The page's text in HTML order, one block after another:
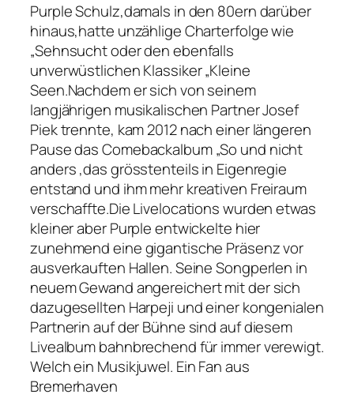
Purple Schulz,damals in den 80ern darüber
hinaus,hatte unzählige Charterfolge wie
„Sehnsucht oder den ebenfalls
unverwüstlichen Klassiker „Kleine
Seen.Nachdem er sich von seinem
langjährigen musikalischen Partner Josef
Piek trennte, kam 2012 nach einer längeren
Pause das Comebackalbum „So und nicht
anders ,das grösstenteils in Eigenregie
entstand und ihm mehr kreativen Freiraum
verschaffte.Die Livelocations wurden etwas
kleiner aber Purple entwickelte hier
zunehmend eine gigantische Präsenz vor
ausverkauften Hallen. Seine Songperlen in
neuem Gewand angereichert mit der sich
dazugesellten Harpeji und einer kongenialen
Partnerin auf der Bühne sind auf diesem
Livealbum bahnbrechend für immer verewigt.
Welch ein Musikjuwel. Ein Fan aus
Bremerhaven